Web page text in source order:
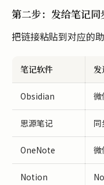
第二步：发给笔记同
把链接粘贴到对应的
笔记软件
Obsidian 微
思源笔记 同
OneNote 微
Notion